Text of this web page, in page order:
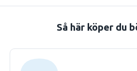
coachingrelationen. Varför coaching
aspekt som tas upp i boken. I detta
med coaching utifrån de olika faserna
Så här köper du